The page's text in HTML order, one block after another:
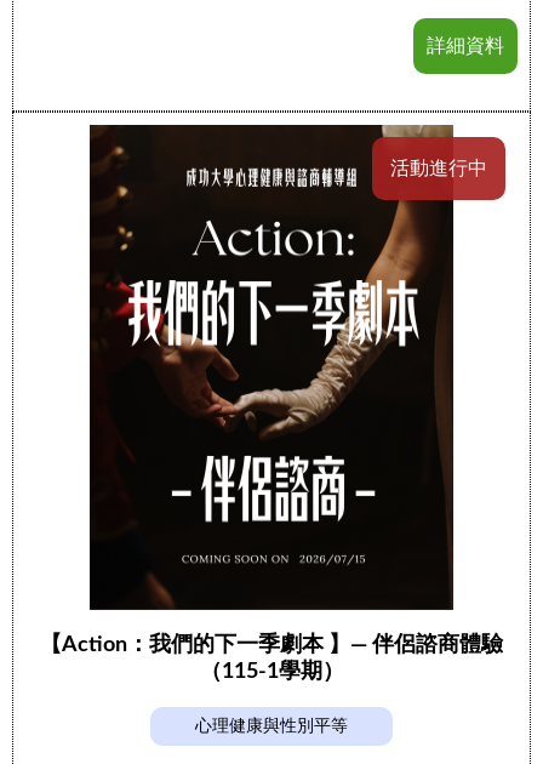
詳細資料
活動進行中
【Action：我們的下一季劇本 】— 伴侶諮商體驗
（115-1學期）
心理健康與性別平等